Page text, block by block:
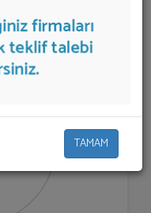
TAMAM